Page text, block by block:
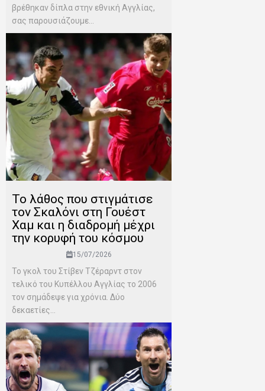
βρέθηκαν δίπλα στην εθνική Αγγλίας,
σας παρουσιάζουμε...
Το λάθος που στιγμάτισε
τον Σκαλόνι στη Γουέστ
Χαμ και η διαδρομή μέχρι
την κορυφή του κόσμου
15/07/2026
Το γκολ του Στίβεν Τζέραρντ στον
τελικό του Κυπέλλου Αγγλίας το 2006
τον σημάδεψε για χρόνια. Δύο
δεκαετίες...